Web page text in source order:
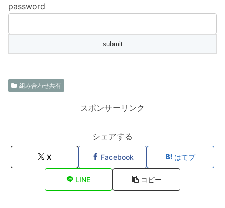
password
組み合わせ共有
スポンサーリンク
シェアする
X Facebook はてブ
LINE コピー